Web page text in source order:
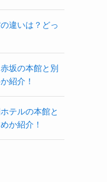
違いは？どっ
坂の本館と別
紹介！
テルの本館と
か紹介！